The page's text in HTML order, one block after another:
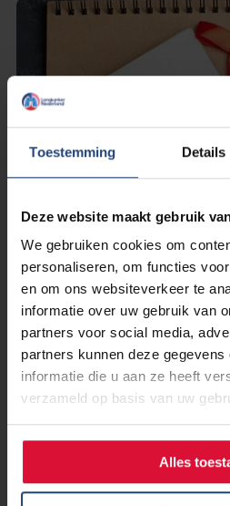
Toestemming Details
Deze website maakt gebruik
We gebruiken cookies om
personaliseren, om functies
en om ons websiteverkeer te
informatie over uw gebruik van
partners voor social media,
partners kunnen deze
informatie die u aan ze heeft
verzameld op basis van uw
Alles
4 februari 2024
4 februari
verjaardag van John
Lees verder